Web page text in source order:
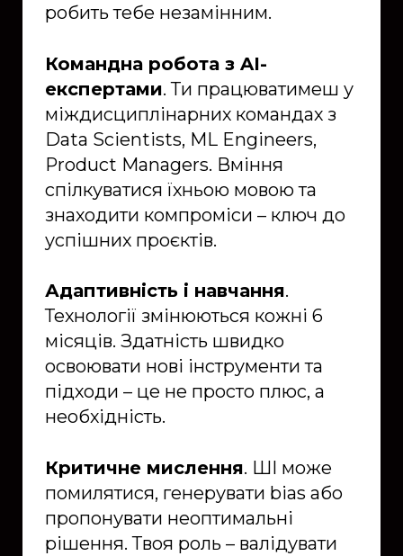
робить тебе незамінним.
Командна робота з AI-
експертами. Ти працюватимеш у
міждисциплінарних командах з
Data Scientists, ML Engineers,
Product Managers. Вміння
спілкуватися їхньою мовою та
знаходити компроміси – ключ до
успішних проєктів.
Адаптивність і навчання.
Технології змінюються кожні 6
місяців. Здатність швидко
освоювати нові інструменти та
підходи – це не просто плюс, а
необхідність.
Критичне мислення. ШІ може
помилятися, генерувати bias або
пропонувати неоптимальні
рішення. Твоя роль – валідувати